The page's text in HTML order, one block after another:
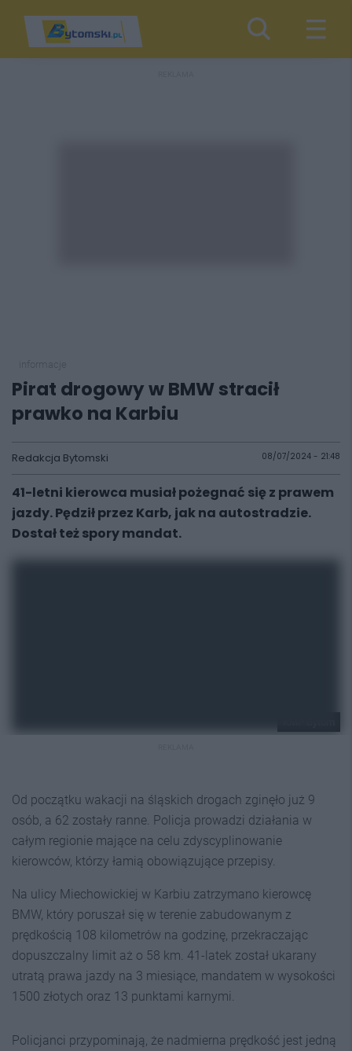
Pirat drogowy w BMW stracił
prawko na Karbiu
Redakcja Bytomski 08/07/2024 - 21:48
41-letni kierowca musiał pożegnać się z prawem
jazdy. Pędził przez Karb, jak na autostradzie.
Dostał też spory mandat.
Od początku wakacji na śląskich drogach zginęło już 9
osób, a 62 zostały ranne. Policja prowadzi działania w
całym regionie mające na celu zdyscyplinowanie
kierowców, którzy łamią obowiązujące przepisy.
Na ulicy Miechowickiej w Karbiu zatrzymano kierowcę
BMW, który poruszał się w terenie zabudowanym z
prędkością 108 kilometrów na godzinę, przekraczając
dopuszczalny limit aż o 58 km. 41-latek został ukarany
utratą prawa jazdy na 3 miesiące, mandatem w wysokości
1500 złotych oraz 13 punktami karnymi.
Policjanci przypominają, że nadmierna prędkość jest jedną